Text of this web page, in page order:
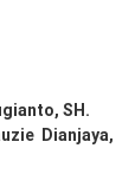
, SH.
Dianjaya,